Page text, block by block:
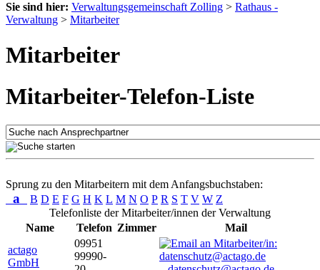
Sie sind hier: Verwaltungsgemeinschaft Zolling > Rathaus -
Verwaltung > Mitarbeiter
Mitarbeiter
Mitarbeiter-Telefon-Liste
Sprung zu den Mitarbeitern mit dem Anfangsbuchstaben:
a B D E F G H K L M N O P R S T V W Z
Telefonliste der Mitarbeiter/innen der Verwaltung
Name
Telefon Zimmer
Mail
actago
GmbH
09951
99990-